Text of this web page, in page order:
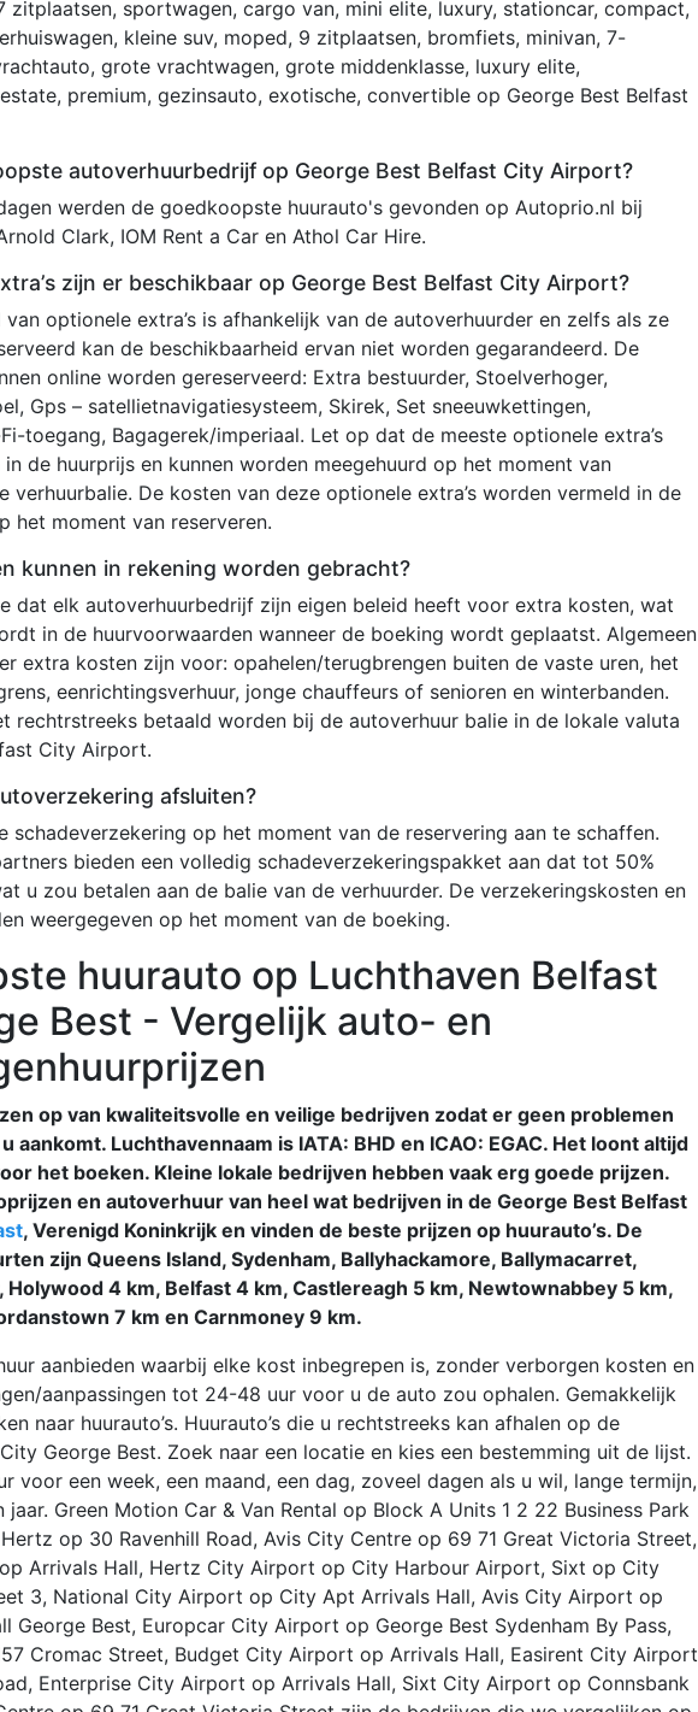
zitplaatsen, sportwagen, cargo van, mini elite, luxury, stationcar, compact,
kleine suv, moped, 9 zitplaatsen, bromfiets, minivan, 7-
grote vrachtwagen, grote middenklasse, luxury elite,
premium, gezinsauto, exotische, convertible op George Best Belfast
autoverhuurbedrijf op George Best Belfast City Airport?
werden de goedkoopste huurauto's gevonden op Autoprio.nl bij
Clark, IOM Rent a Car en Athol Car Hire.
zijn er beschikbaar op George Best Belfast City Airport?
optionele extra’s is afhankelijk van de autoverhuurder en zelfs als ze
kan de beschikbaarheid ervan niet worden gegarandeerd. De
online worden gereserveerd: Extra bestuurder, Stoelverhoger,
Gps – satellietnavigatiesysteem, Skirek, Set sneeuwkettingen,
toegang, Bagagerek/imperiaal. Let op dat de meeste optionele extra’s
de huurprijs en kunnen worden meegehuurd op het moment van
verhuurbalie. De kosten van deze optionele extra’s worden vermeld in de
het moment van reserveren.
kunnen in rekening worden gebracht?
dat elk autoverhuurbedrijf zijn eigen beleid heeft voor extra kosten, wat
in de huurvoorwaarden wanneer de boeking wordt geplaatst. Algemeen
extra kosten zijn voor: opahelen/terugbrengen buiten de vaste uren, het
eenrichtingsverhuur, jonge chauffeurs of senioren en winterbanden.
rechtrstreeks betaald worden bij de autoverhuur balie in de lokale valuta
City Airport.
afsluiten?
schadeverzekering op het moment van de reservering aan te schaffen.
bieden een volledig schadeverzekeringspakket aan dat tot 50%
u zou betalen aan de balie van de verhuurder. De verzekeringskosten en
weergegeven op het moment van de boeking.
huurauto op Luchthaven Belfast
Best - Vergelijk auto- en
op van kwaliteitsvolle en veilige bedrijven zodat er geen problemen
aankomt. Luchthavennaam is IATA: BHD en ICAO: EGAC. Het loont altijd
het boeken. Kleine lokale bedrijven hebben vaak erg goede prijzen.
en autoverhuur van heel wat bedrijven in de George Best Belfast
, Verenigd Koninkrijk en vinden de beste prijzen op huurauto’s. De
zijn Queens Island, Sydenham, Ballyhackamore, Ballymacarret,
4 km, Belfast 4 km, Castlereagh 5 km, Newtownabbey 5 km,
7 km en Carnmoney 9 km.
aanbieden waarbij elke kost inbegrepen is, zonder verborgen kosten en
aanpassingen tot 24-48 uur voor u de auto zou ophalen. Gemakkelijk
naar huurauto’s. Huurauto’s die u rechtstreeks kan afhalen op de
George Best. Zoek naar een locatie en kies een bestemming uit de lijst.
voor een week, een maand, een dag, zoveel dagen als u wil, lange termijn,
Green Motion Car & Van Rental op Block A Units 1 2 22 Business Park
op 30 Ravenhill Road, Avis City Centre op 69 71 Great Victoria Street,
Arrivals Hall, Hertz City Airport op City Harbour Airport, Sixt op City
3, National City Airport op City Apt Arrivals Hall, Avis City Airport op
George Best, Europcar City Airport op George Best Sydenham By Pass,
Cromac Street, Budget City Airport op Arrivals Hall, Easirent City Airport
Enterprise City Airport op Arrivals Hall, Sixt City Airport op Connsbank